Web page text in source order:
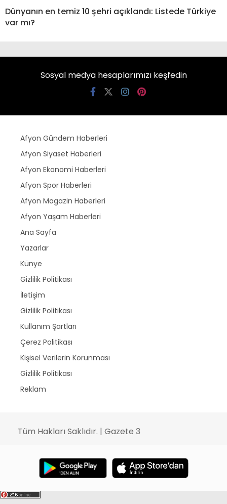
Dünyanın en temiz 10 şehri açıklandı: Listede Türkiye
var mı?
Sosyal medya hesaplarımızı keşfedin
Afyon Gündem Haberleri
Afyon Siyaset Haberleri
Afyon Ekonomi Haberleri
Afyon Spor Haberleri
Afyon Magazin Haberleri
Afyon Yaşam Haberleri
Ana Sayfa
Yazarlar
Künye
Gizlilik Politikası
İletişim
Gizlilik Politikası
Kullanım Şartları
Çerez Politikası
Kişisel Verilerin Korunması
Gizlilik Politikası
Reklam
Tüm Hakları Saklıdır. | Gazete 3